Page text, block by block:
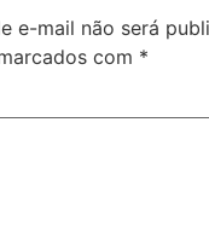
e-mail não será
com *